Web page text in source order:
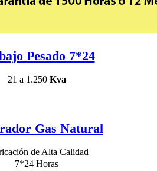
Pesado 7*24
21 a 1.250 Kva
Gas Natural
de Alta Calidad
7*24 Horas